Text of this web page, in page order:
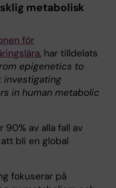
metabolisk
för
, har tilldelats
epigenetics to
investigating
in human metabolic
av alla fall av
bli en global
fokuserar på